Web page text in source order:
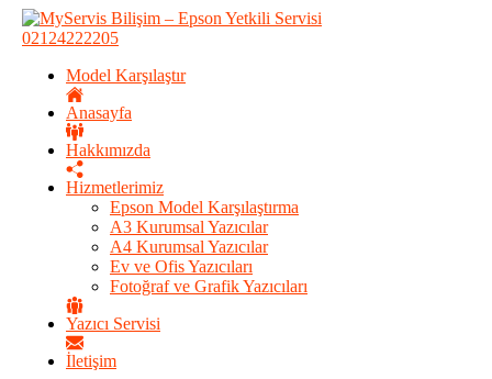
02124222205
Model Karşılaştır
Anasayfa
Hakkımızda
Hizmetlerimiz
Epson Model Karşılaştırma
A3 Kurumsal Yazıcılar
A4 Kurumsal Yazıcılar
Ev ve Ofis Yazıcıları
Fotoğraf ve Grafik Yazıcıları
Yazıcı Servisi
İletişim